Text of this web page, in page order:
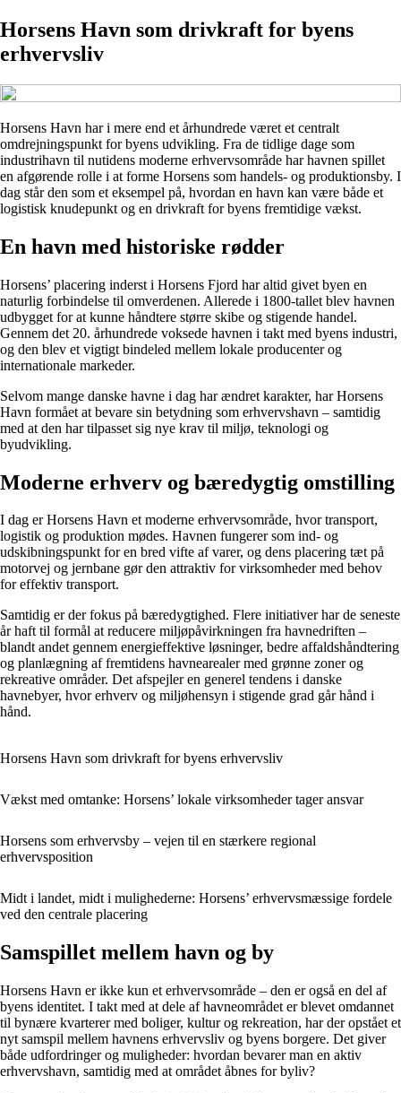
Horsens Havn som drivkraft for byens
erhvervsliv
Horsens Havn har i mere end et århundrede været et centralt
omdrejningspunkt for byens udvikling. Fra de tidlige dage som
industrihavn til nutidens moderne erhvervsområde har havnen spillet
en afgørende rolle i at forme Horsens som handels- og produktionsby. I
dag står den som et eksempel på, hvordan en havn kan være både et
logistisk knudepunkt og en drivkraft for byens fremtidige vækst.
En havn med historiske rødder
Horsens’ placering inderst i Horsens Fjord har altid givet byen en
naturlig forbindelse til omverdenen. Allerede i 1800-tallet blev havnen
udbygget for at kunne håndtere større skibe og stigende handel.
Gennem det 20. århundrede voksede havnen i takt med byens industri,
og den blev et vigtigt bindeled mellem lokale producenter og
internationale markeder.
Selvom mange danske havne i dag har ændret karakter, har Horsens
Havn formået at bevare sin betydning som erhvervshavn – samtidig
med at den har tilpasset sig nye krav til miljø, teknologi og
byudvikling.
Moderne erhverv og bæredygtig omstilling
I dag er Horsens Havn et moderne erhvervsområde, hvor transport,
logistik og produktion mødes. Havnen fungerer som ind- og
udskibningspunkt for en bred vifte af varer, og dens placering tæt på
motorvej og jernbane gør den attraktiv for virksomheder med behov
for effektiv transport.
Samtidig er der fokus på bæredygtighed. Flere initiativer har de seneste
år haft til formål at reducere miljøpåvirkningen fra havnedriften –
blandt andet gennem energieffektive løsninger, bedre affaldshåndtering
og planlægning af fremtidens havnearealer med grønne zoner og
rekreative områder. Det afspejler en generel tendens i danske
havnebyer, hvor erhverv og miljøhensyn i stigende grad går hånd i
hånd.
Horsens Havn som drivkraft for byens erhvervsliv
Vækst med omtanke: Horsens’ lokale virksomheder tager ansvar
Horsens som erhvervsby – vejen til en stærkere regional
erhvervsposition
Midt i landet, midt i mulighederne: Horsens’ erhvervsmæssige fordele
ved den centrale placering
Samspillet mellem havn og by
Horsens Havn er ikke kun et erhvervsområde – den er også en del af
byens identitet. I takt med at dele af havneområdet er blevet omdannet
til bynære kvarterer med boliger, kultur og rekreation, har der opstået et
nyt samspil mellem havnens erhvervsliv og byens borgere. Det giver
både udfordringer og muligheder: hvordan bevarer man en aktiv
erhvervshavn, samtidig med at området åbnes for byliv?